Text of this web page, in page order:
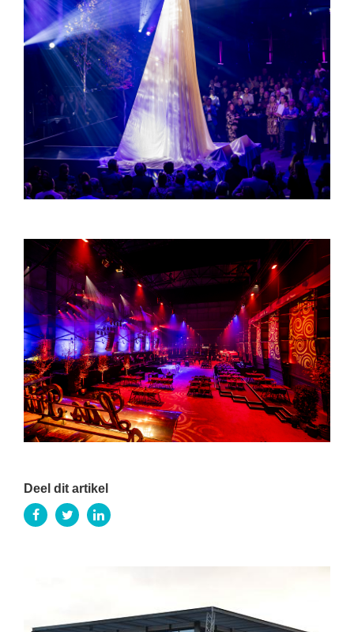
Deel dit artikel